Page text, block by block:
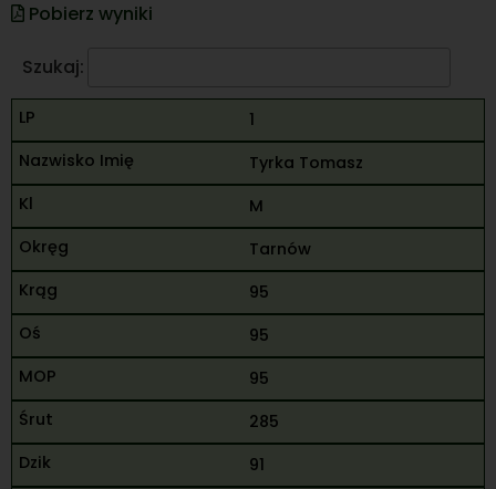
Pobierz wyniki
Szukaj:
1
Tyrka Tomasz
M
Tarnów
95
95
95
285
91